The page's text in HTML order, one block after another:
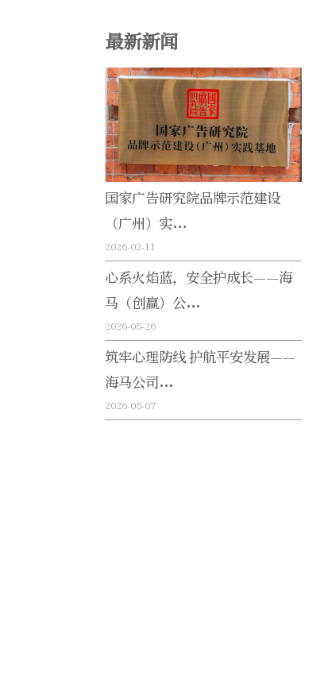
最新新闻
国家广告研究院品牌示范建设
（广州）实...
2026-02-11
心系火焰蓝，安全护成长——海
马（创赢）公...
2026-05-26
筑牢心理防线 护航平安发展——
海马公司...
2026-05-07